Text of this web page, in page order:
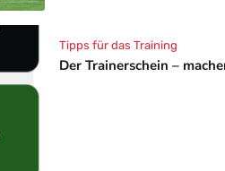
Der Trainerschein –
Tipps für das Training